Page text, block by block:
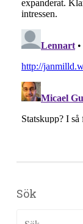
Sök
Sök efter: